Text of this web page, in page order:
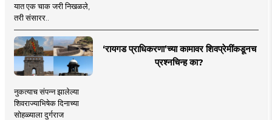
यात एक चाक जरी निखळले,
तरी संसारर..
‘रायगड प्राधिकरणा’च्या कामावर शिवप्रेमींकडूनच
प्रश्नचिन्ह का?
नुकत्याच संपन्न झालेल्या
शिवराज्याभिषेक दिनाच्या
सोहळ्याला दुर्गराज